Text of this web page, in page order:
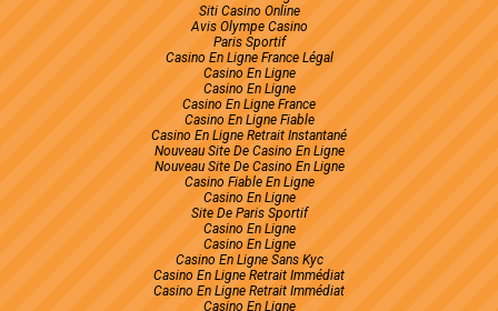
Siti Casino Online
Avis Olympe Casino
Paris Sportif
Casino En Ligne France Légal
Casino En Ligne
Casino En Ligne
Casino En Ligne France
Casino En Ligne Fiable
Casino En Ligne Retrait Instantané
Nouveau Site De Casino En Ligne
Nouveau Site De Casino En Ligne
Casino Fiable En Ligne
Casino En Ligne
Site De Paris Sportif
Casino En Ligne
Casino En Ligne
Casino En Ligne Sans Kyc
Casino En Ligne Retrait Immédiat
Casino En Ligne Retrait Immédiat
Casino En Ligne